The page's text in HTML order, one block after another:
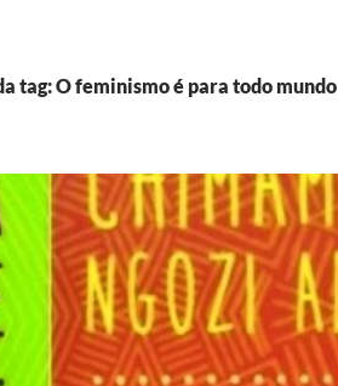
tag: O feminismo é para todo mundo